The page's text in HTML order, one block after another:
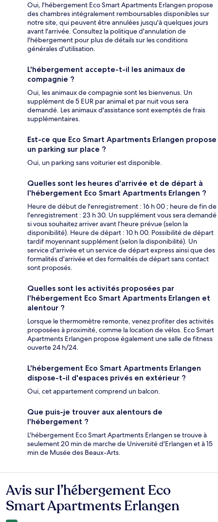
Oui, l'hébergement Eco Smart Apartments Erlangen propose
des chambres intégralement remboursables disponibles sur
notre site, qui peuvent être annulées jusqu'à quelques jours
avant l'arrivée. Consultez la politique d'annulation de
l'hébergement pour plus de détails sur les conditions
générales d'utilisation.
L'hébergement accepte-t-il les animaux de
compagnie ?
Oui, les animaux de compagnie sont les bienvenus. Un
supplément de 5 EUR par animal et par nuit vous sera
demandé. Les animaux d'assistance sont exemptés de frais
supplémentaires.
Est-ce que Eco Smart Apartments Erlangen propose
un parking sur place ?
Oui, un parking sans voiturier est disponible.
Quelles sont les heures d'arrivée et de départ à
l'hébergement Eco Smart Apartments Erlangen ?
Heure de début de l'enregistrement : 16 h 00 ; heure de fin de
l'enregistrement : 23 h 30. Un supplément vous sera demandé
si vous souhaitez arriver avant l’heure prévue (selon la
disponibilité). Heure de départ : 10 h 00. Possibilité de départ
tardif moyennant supplément (selon la disponibilité). Un
service d'arrivée et un service de départ express ainsi que des
formalités d'arrivée et des formalités de départ sans contact
sont proposés.
Quelles sont les activités proposées par
l'hébergement Eco Smart Apartments Erlangen et
alentour ?
Lorsque le thermomètre remonte, venez profiter des activités
proposées à proximité, comme la location de vélos. Eco Smart
Apartments Erlangen propose également une salle de fitness
ouverte 24 h/24.
L'hébergement Eco Smart Apartments Erlangen
dispose-t-il d'espaces privés en extérieur ?
Oui, cet appartement comprend un balcon.
Que puis-je trouver aux alentours de
l'hébergement ?
L'hébergement Eco Smart Apartments Erlangen se trouve à
seulement 20 min de marche de Université d'Erlangen et à 15
min de Musée des Beaux-Arts.
Avis
Avis sur l’hébergement Eco
Smart Apartments Erlangen